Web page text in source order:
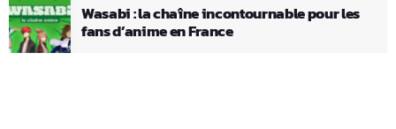
Wasabi : la chaîne incontournable pour les
fans d’anime en France